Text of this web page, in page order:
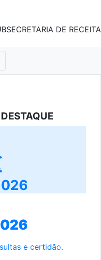
DE RECEITA
e certidão.